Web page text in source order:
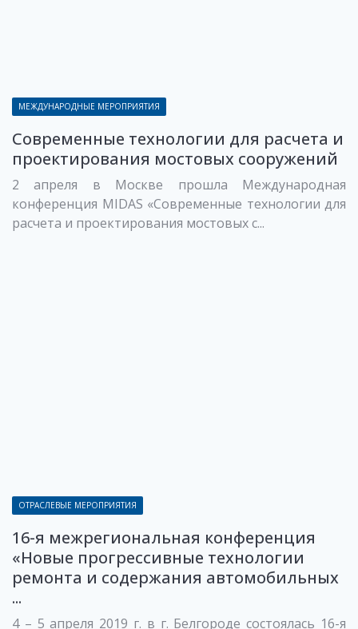
МЕЖДУНАРОДНЫЕ МЕРОПРИЯТИЯ
Современные технологии для расчета и
проектирования мостовых сооружений
2 апреля в Москве прошла Международная
конференция MIDAS «Современные технологии для
расчета и проектирования мостовых с...
ОТРАСЛЕВЫЕ МЕРОПРИЯТИЯ
16-я межрегиональная конференция
«Новые прогрессивные технологии
ремонта и содержания автомобильных
...
4 – 5 апреля 2019 г. в г. Белгороде состоялась 16-я